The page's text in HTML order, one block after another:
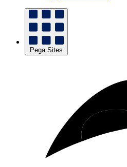
Pega Sites